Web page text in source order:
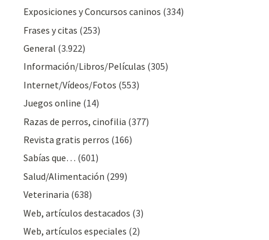
Exposiciones y Concursos caninos (334)
Frases y citas (253)
General (3.922)
Información/Libros/Películas (305)
Internet/Vídeos/Fotos (553)
Juegos online (14)
Razas de perros, cinofilia (377)
Revista gratis perros (166)
Sabías que… (601)
Salud/Alimentación (299)
Veterinaria (638)
Web, artículos destacados (3)
Web, artículos especiales (2)